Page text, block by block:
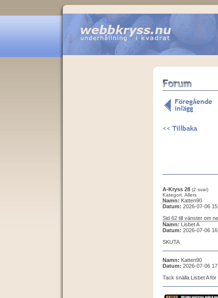
A-Kryss 28 (2 svar)
Kategori: Allers
Namn: Katten90
Datum: 2026-07-06
Sid 62 till vänster om
Namn: Lisbet A
Datum: 2026-07-06
SKUTA
Namn: Katten90
Datum: 2026-07-06
Tack snälla Lisbet A för